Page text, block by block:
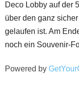
Deco Lobby auf der
über den ganz
gelaufen ist. Am
noch ein Souvenir-
Powered by